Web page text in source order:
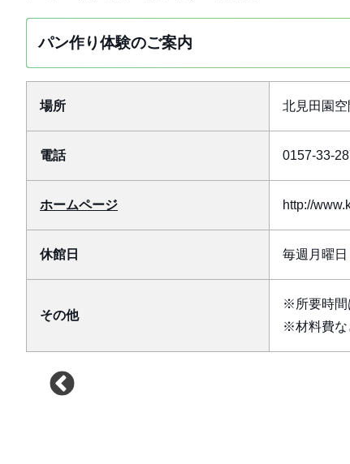
パン作り体験のご案内
場所 北見田園空
電話 0157-33-
ホームページ http://
休館日 毎週月曜
その他
※所要時間
※材料費な